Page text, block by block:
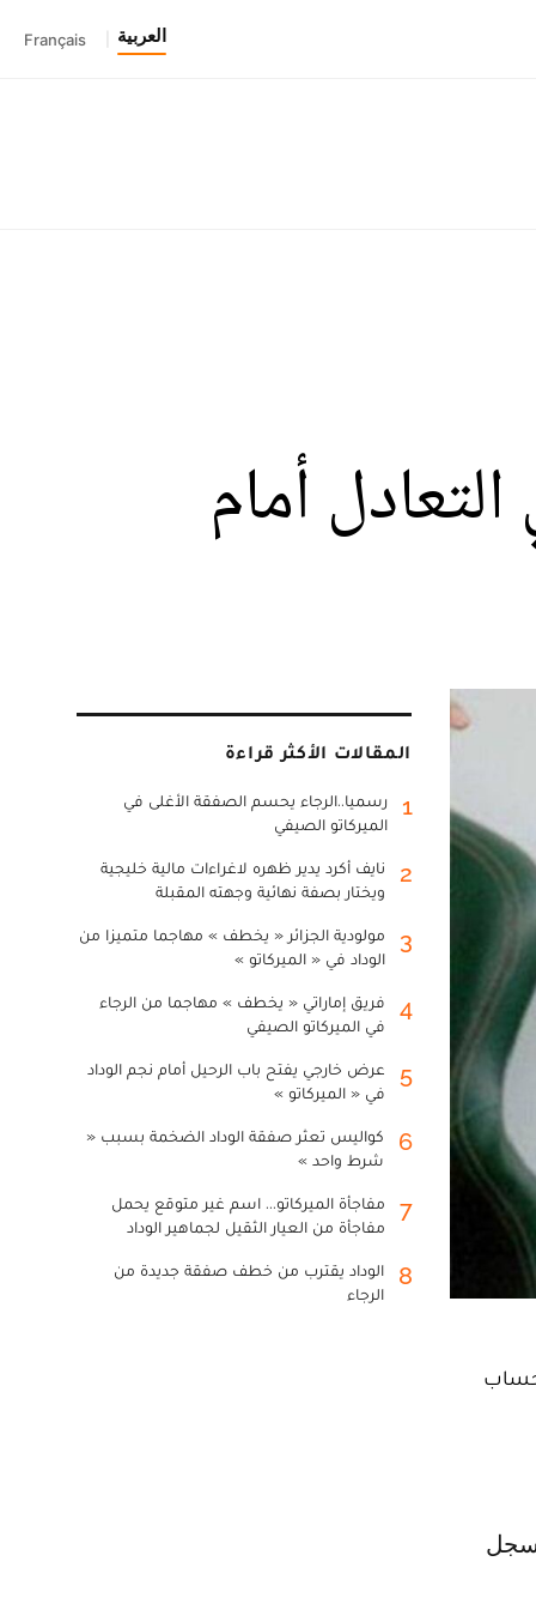
العربية Français
أمام
المقالات الأكثر قراءة
1
رسميا..الرجاء يحسم الصفقة الأغلى في
الميركاتو الصيفي
2
نايف أكرد يدير ظهره لاغراءات مالية خليجية
ويختار بصفة نهائية وجهته المقبلة
3
مولودية الجزائر « يخطف » مهاجما متميزا من
الوداد في « الميركاتو »
4
فريق إماراتي « يخطف » مهاجما من الرجاء
في الميركاتو الصيفي
5
عرض خارجي يفتح باب الرحيل أمام نجم الوداد
في « الميركاتو »
6
كواليس تعثر صفقة الوداد الضخمة بسبب «
شرط واحد »
7
مفاجأة الميركاتو... اسم غير متوقع يحمل
مفاجأة من العيار الثقيل لجماهير الوداد
8
الوداد يقترب من خطف صفقة جديدة من
الرجاء